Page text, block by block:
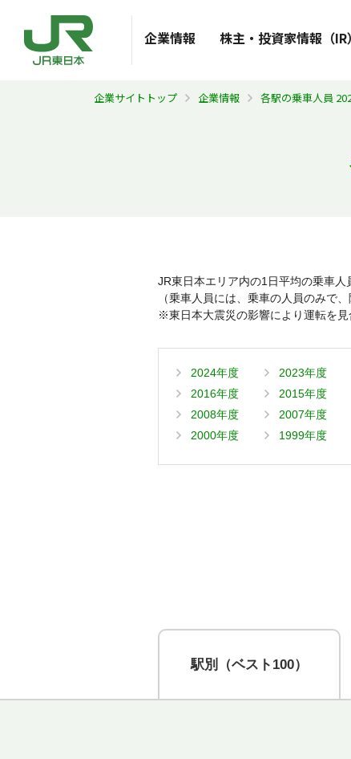
企業情報 株主・投資家情報（IR）
企業サイトトップ 企業情報 各駅の乗車人員
JR東日本エリア内の1日平均の乗車人
（乗車人員には、乗車の人員のみで
※東日本大震災の影響により運転を見
2024年度 2023年度
2016年度
2015年度
2008年度
2007年度
2000年度
1999年度
駅別 （ベスト100）